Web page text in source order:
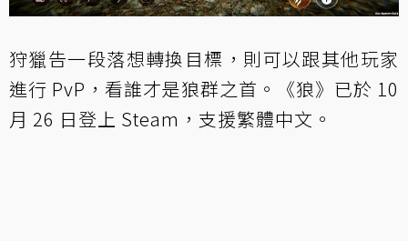
狩獵告一段落想轉換目標，則可以跟其他玩家
進行 PvP，看誰才是狼群之首。《狼》已於 10
月 26 日登上 Steam，支援繁體中文。